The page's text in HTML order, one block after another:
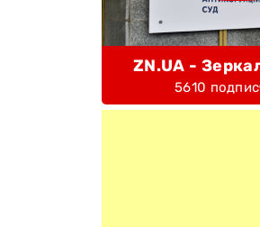
ZN.UA -
5610